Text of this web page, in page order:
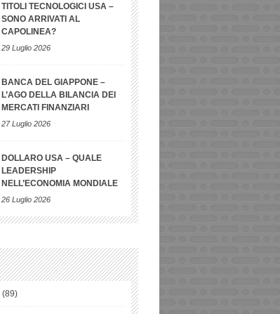
TITOLI TECNOLOGICI USA –
SONO ARRIVATI AL
CAPOLINEA?
29 Luglio 2026
BANCA DEL GIAPPONE –
L’AGO DELLA BILANCIA DEI
MERCATI FINANZIARI
27 Luglio 2026
DOLLARO USA – QUALE
LEADERSHIP
NELL’ECONOMIA MONDIALE
26 Luglio 2026
(89)